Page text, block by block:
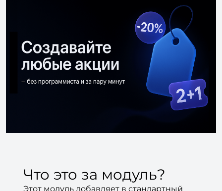
Этот модуль добавляет в стандартный
функционал скидок Bitrix новые